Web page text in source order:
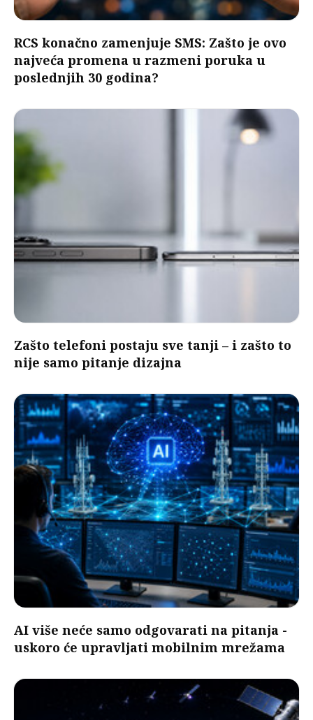
RCS konačno zamenjuje SMS: Zašto je ovo
najveća promena u razmeni poruka u
poslednjih 30 godina?
Zašto telefoni postaju sve tanji – i zašto to
nije samo pitanje dizajna
AI više neće samo odgovarati na pitanja -
uskoro će upravljati mobilnim mrežama